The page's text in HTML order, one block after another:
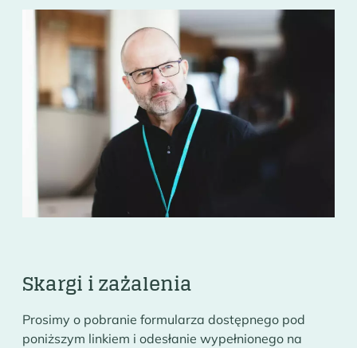
Skargi i zażalenia
Prosimy o pobranie formularza dostępnego pod
poniższym linkiem i odesłanie wypełnionego na